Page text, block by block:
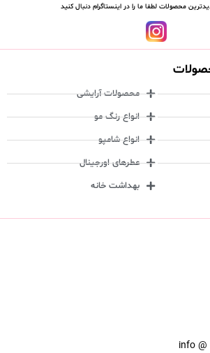
محصولات لطفا ما را در اینستاگرام دنبال کنید
محصولات آرایشی
انواع رنگ مو
انواع شامپو
عطرهای اورجینال
بهداشت خانه
info